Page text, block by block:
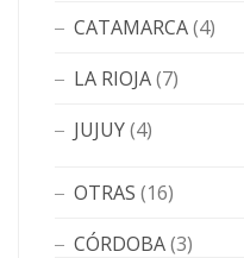
CATAMARCA(4)
LA RIOJA(7)
JUJUY(4)
OTRAS (16)
CÓRDOBA(3)